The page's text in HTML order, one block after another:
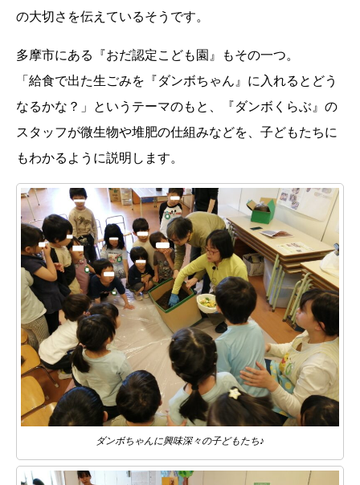
の大切さを伝えているそうです。
多摩市にある『おだ認定こども園』もその一つ。
「給食で出た生ごみを『ダンボちゃん』に入れるとどう
なるかな？」というテーマのもと、『ダンボくらぶ』の
スタッフが微生物や堆肥の仕組みなどを、子どもたちに
もわかるように説明します。
ダンボちゃんに興味深々の子どもたち♪